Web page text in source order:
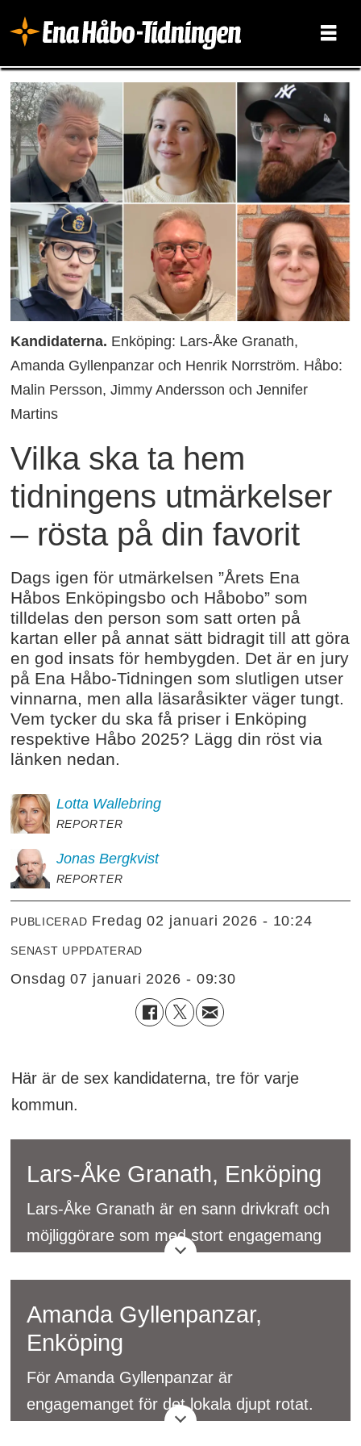
Kandidaterna. Enköping: Lars-Åke Granath,
Amanda Gyllenpanzar och Henrik Norrström. Håbo:
Malin Persson, Jimmy Andersson och Jennifer
Martins
Vilka ska ta hem
tidningens utmärkelser
– rösta på din favorit
Dags igen för utmärkelsen ”Årets Ena
Håbos Enköpingsbo och Håbobo” som
tilldelas den person som satt orten på
kartan eller på annat sätt bidragit till att göra
en god insats för hembygden. Det är en jury
på Ena Håbo-Tidningen som slutligen utser
vinnarna, men alla läsaråsikter väger tungt.
Vem tycker du ska få priser i Enköping
respektive Håbo 2025? Lägg din röst via
länken nedan.
Lotta Wallebring
REPORTER
Jonas Bergkvist
REPORTER
PUBLICERAD fredag 02 januari 2026 - 10:24
SENAST UPPDATERAD
onsdag 07 januari 2026 - 09:30
Här är de sex kandidaterna, tre för varje
kommun.
Lars-Åke Granath, Enköping
Lars-Åke Granath är en sann drivkraft och
möjliggörare som med stort engagemang
och samma tak samlar han mat, musik,
kultur, näringsliv, skola och människor i
alla åldrar. Genom att även utöka
hotellverksamheten möter han stadens
behov av övernattning. Med dagligt arbete,
Amanda Gyllenpanzar,
Enköping
För Amanda Gyllenpanzar är
engagemanget för det lokala djupt rotat.